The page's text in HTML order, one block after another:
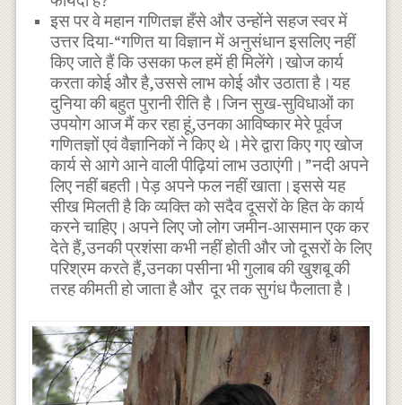
इस पर वे महान गणितज्ञ हँसे और उन्होंने सहज स्वर में
उत्तर दिया-“गणित या विज्ञान में अनुसंधान इसलिए नहीं
किए जाते हैं कि उसका फल हमें ही मिलेंगे।खोज कार्य
करता कोई और है,उससे लाभ कोई और उठाता है।यह
दुनिया की बहुत पुरानी रीति है।जिन सुख-सुविधाओं का
उपयोग आज मैं कर रहा हूं,उनका आविष्कार मेरे पूर्वज
गणितज्ञों एवं वैज्ञानिकों ने किए थे।मेरे द्वारा किए गए खोज
कार्य से आगे आने वाली पीढ़ियां लाभ उठाएंगी।”नदी अपने
लिए नहीं बहती।पेड़ अपने फल नहीं खाता।इससे यह
सीख मिलती है कि व्यक्ति को सदैव दूसरों के हित के कार्य
करने चाहिए।अपने लिए जो लोग जमीन-आसमान एक कर
देते हैं,उनकी प्रशंसा कभी नहीं होती और जो दूसरों के लिए
परिश्रम करते हैं,उनका पसीना भी गुलाब की खुशबू की
तरह कीमती हो जाता है और दूर तक सुगंध फैलाता है।